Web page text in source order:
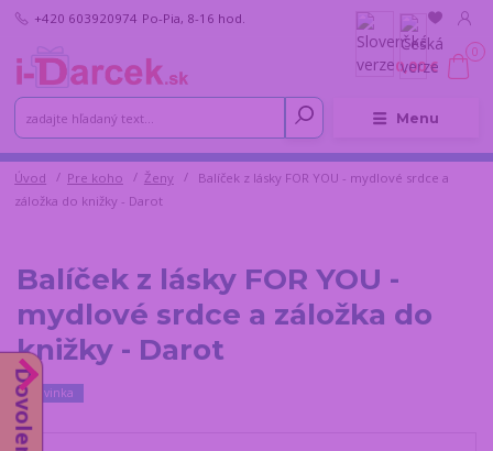
Menu
+420 603920974 Po-Pia, 8-16 hod.
0
0,00 €
Úvod Pre koho Ženy
Balíček z lásky FOR YOU - mydlové srdce a
záložka do knižky - Darot
Balíček z lásky FOR YOU -
mydlové srdce a záložka do
knižky - Darot
Novinka